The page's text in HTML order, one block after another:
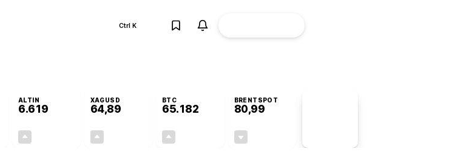
Ctrl K
ALTIN
6.619
XAGUSD
64,89
BTC
65.182
BRENTSPOT
80,99